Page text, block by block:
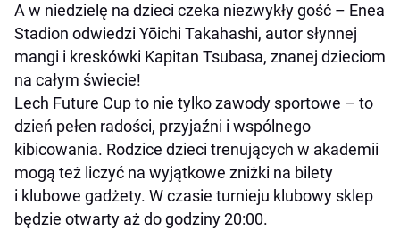
A w niedzielę na dzieci czeka niezwykły gość – Enea
Stadion odwiedzi Yōichi Takahashi, autor słynnej
mangi i kreskówki Kapitan Tsubasa, znanej dzieciom
na całym świecie!
Lech Future Cup to nie tylko zawody sportowe – to
dzień pełen radości, przyjaźni i wspólnego
kibicowania. Rodzice dzieci trenujących w akademii
mogą też liczyć na wyjątkowe zniżki na bilety
i klubowe gadżety. W czasie turnieju klubowy sklep
będzie otwarty aż do godziny 20:00.